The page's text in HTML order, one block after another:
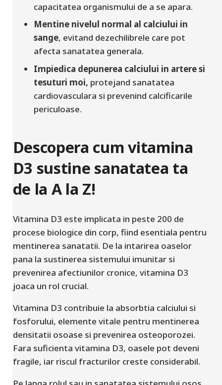
capacitatea organismului de a se apara.
Mentine nivelul normal al calciului in
sange, evitand dezechilibrele care pot
afecta sanatatea generala.
Impiedica depunerea calciului in artere si
tesuturi moi, protejand sanatatea
cardiovasculara si prevenind calcificarile
periculoase.
Descopera cum vitamina
D3 sustine sanatatea ta
de la A la Z!
Vitamina D3 este implicata in peste 200 de
procese biologice din corp, fiind esentiala pentru
mentinerea sanatatii. De la intarirea oaselor
pana la sustinerea sistemului imunitar si
prevenirea afectiunilor cronice, vitamina D3
joaca un rol crucial.
Vitamina D3 contribuie la absorbtia calciului si
fosforului, elemente vitale pentru mentinerea
densitatii osoase si prevenirea osteoporozei.
Fara suficienta vitamina D3, oasele pot deveni
fragile, iar riscul fracturilor creste considerabil.